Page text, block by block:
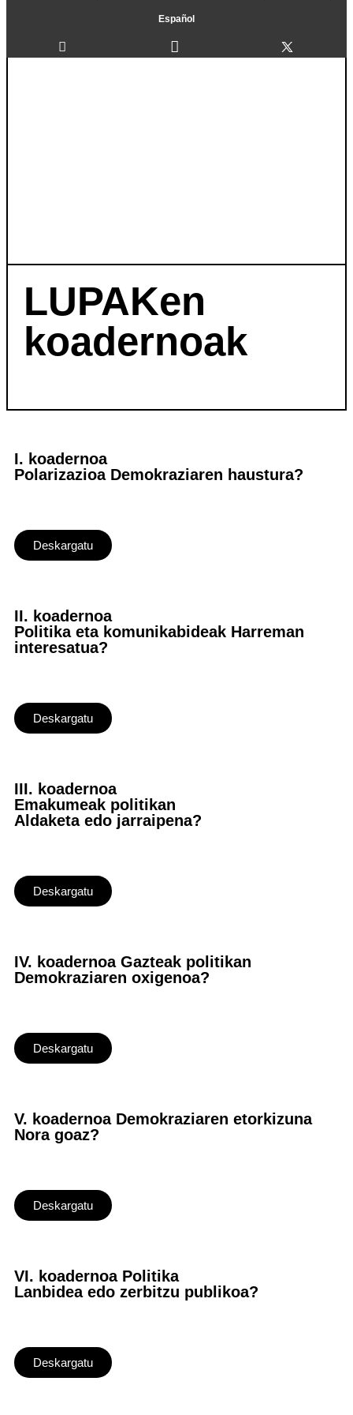
Español
LUPAKen
koadernoak
I. koadernoa
Polarizazioa Demokraziaren haustura?
Deskargatu
II. koadernoa
Politika eta komunikabideak Harreman
interesatua?
Deskargatu
III. koadernoa
Emakumeak politikan
Aldaketa edo jarraipena?
Deskargatu
IV. koadernoa Gazteak politikan
Demokraziaren oxigenoa?
Deskargatu
V. koadernoa Demokraziaren etorkizuna
Nora goaz?
Deskargatu
VI. koadernoa Politika
Lanbidea edo zerbitzu publikoa?
Deskargatu